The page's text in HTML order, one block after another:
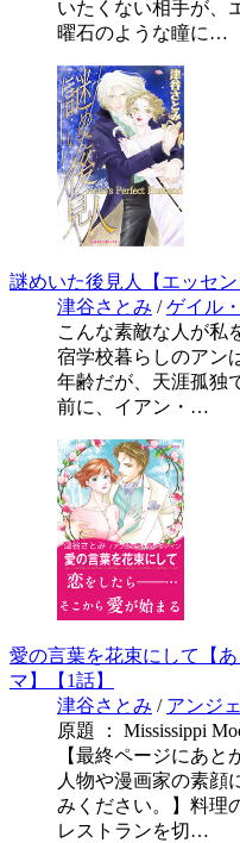
いたくない相手が
曜石のような瞳に…
謎めいた後見人【エッセン
津谷さとみ /ゲイル
こんな素敵な人が
宿学校暮らしのアン
年齢だが、天涯孤独
前に、イアン・…
愛の言葉を花束にして【
マ】【1話】
津谷さとみ / アンジ
原題 ： Mississippi
【最終ページにあ
人物や漫画家の素顔
みください。】料理
レストランを切…